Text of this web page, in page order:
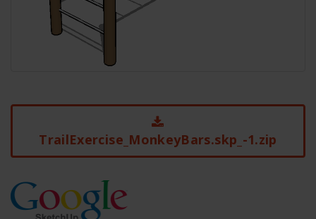
TrailExercise_MonkeyBars.skp_-1.zip